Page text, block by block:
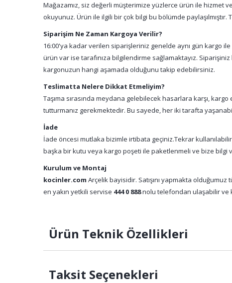
Mağazamız, siz değerli müşterimize yüzlerce ürün ile hizmet
okuyunuz. Ürün ile ilgili bir çok bilgi bu bölümde
Siparişim Ne Zaman Kargoya Verilir?
16:00'ya kadar verilen siparişleriniz genelde aynı gün kargo
ürün var ise tarafınıza bilgilendirme sağlamaktayız.
kargonuzun hangi aşamada olduğunu takip edebilirsiniz.
Teslimatta Nelere Dikkat Etmeliyim?
Taşıma sırasında meydana gelebilecek hasarlara karşı,
tutturmanız gerekmektedir. Bu sayede, her iki tarafta
İade
İade öncesi mutlaka bizimle irtibata geçiniz.Tekrar
başka bir kutu veya kargo poşeti ile paketlenmeli ve bize
Kurulum ve Montaj
kocinler.com Arçelik bayisidir. Satışını yapmakta olduğumuz
en yakın yetkili servise 444 0 888nolu telefondan ulaşabilir ve
Ürün Teknik Özellikleri
Taksit Seçenekleri